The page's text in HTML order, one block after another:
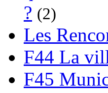
? (2)
Les
F44 La
F45